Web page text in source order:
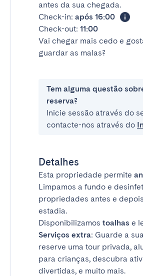
antes da sua chegada.
Check-in: após 16:00
Check-out: 11:00
Vai chegar mais cedo e
guardar as malas?
Tem alguma questão
reserva?
Inicie sessão através do
contacte-nos através do
Detalhes
Esta propriedade permite
Limpamos a fundo e
propriedades antes e
estadia.
Disponibilizamos toalhas e
Serviços extra: Guarde a
reserve uma tour privada,
para crianças, descubra
divertidas, e muito mais.